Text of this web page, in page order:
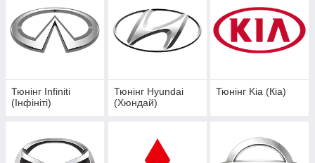
Тюнінг Infiniti
(Інфініті)
Тюнінг Hyundai
(Хюндай)
Тюнінг Kia (Кіа)